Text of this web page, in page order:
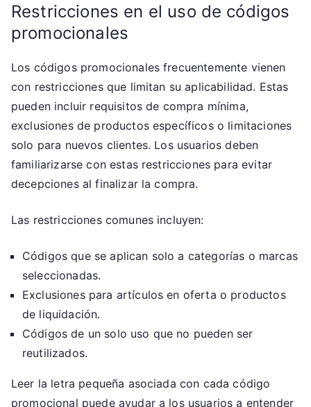
Restricciones en el uso de códigos
promocionales
Los códigos promocionales frecuentemente vienen
con restricciones que limitan su aplicabilidad. Estas
pueden incluir requisitos de compra mínima,
exclusiones de productos específicos o limitaciones
solo para nuevos clientes. Los usuarios deben
familiarizarse con estas restricciones para evitar
decepciones al finalizar la compra.
Las restricciones comunes incluyen:
Códigos que se aplican solo a categorías o marcas
seleccionadas.
Exclusiones para artículos en oferta o productos
de liquidación.
Códigos de un solo uso que no pueden ser
reutilizados.
Leer la letra pequeña asociada con cada código
promocional puede ayudar a los usuarios a entender